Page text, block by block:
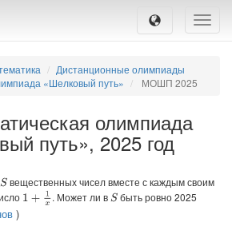
Toggle
Дистанционные олимпиады
«Шелковый путь»
МОШП 2025
олимпиада
путь», 2025 год
S вещественных чисел вместе с каждым своим
1 +1x . Может ли вS быть ровно 2025
)